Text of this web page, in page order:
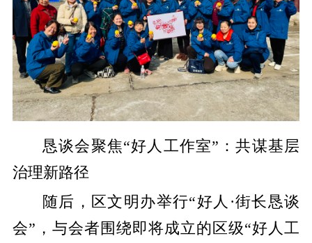
恳谈会聚焦“好人工作室”：共谋基层
治理新路径
随后，区文明办举行“好人·街长恳谈
会”，与会者围绕即将成立的区级“好人工